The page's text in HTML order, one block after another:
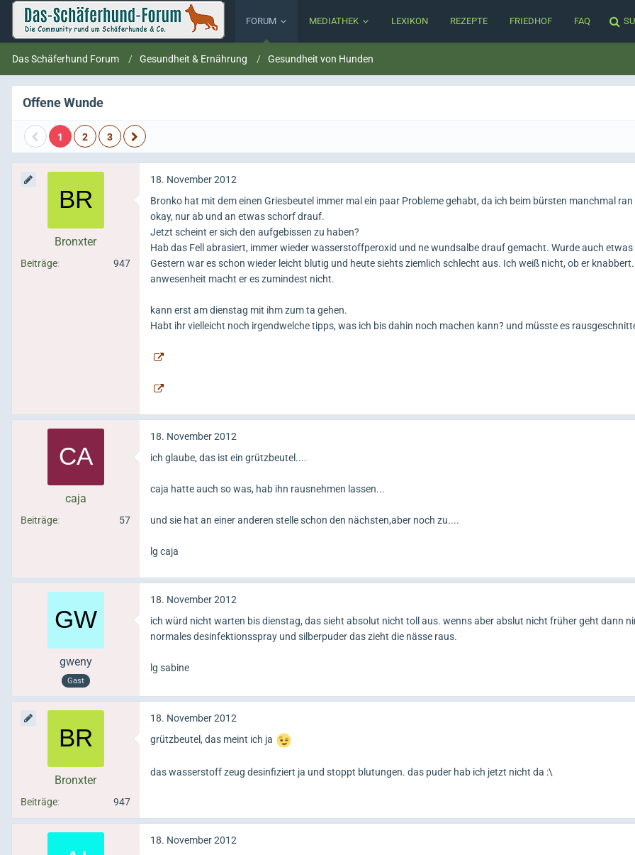
FORUM MEDIATHEK LEXIKON REZEPTE FRIEDHOF FAQ
Das Schäferhund Forum Gesundheit & Ernährung Gesundheit von Hunden
Offene Wunde
1 2 3
Bronxter
Beiträge 947
18. November 2012
Bronko hat mit dem einen Griesbeutel immer mal ein paar Probleme gehabt, da ich beim bürsten manchmal
okay, nur ab und an etwas schorf drauf.
Jetzt scheint er sich den aufgebissen zu haben?
Hab das Fell abrasiert, immer wieder wasserstoffperoxid und ne wundsalbe drauf gemacht. Wurde auch etwas
Gestern war es schon wieder leicht blutig und heute siehts ziemlich schlecht aus. Ich weiß nicht, ob er
anwesenheit macht er es zumindest nicht.
kann erst am dienstag mit ihm zum ta gehen.
Habt ihr vielleicht noch irgendwelche tipps, was ich bis dahin noch machen kann? und müsste es
caja
Beiträge 57
18. November 2012
ich glaube, das ist ein grützbeutel....
caja hatte auch so was, hab ihn rausnehmen lassen...
und sie hat an einer anderen stelle schon den nächsten,aber noch zu....
lg caja
gweny
Gast
18. November 2012
ich würd nicht warten bis dienstag, das sieht absolut nicht toll aus. wenns aber abslut nicht früher geht dann
normales desinfektionsspray und silberpuder das zieht die nässe raus.
lg sabine
Bronxter
Beiträge 947
18. November 2012
grützbeutel, das meint ich ja
das wasserstoff zeug desinfiziert ja und stoppt blutungen. das puder hab ich jetzt nicht da :\
18. November 2012